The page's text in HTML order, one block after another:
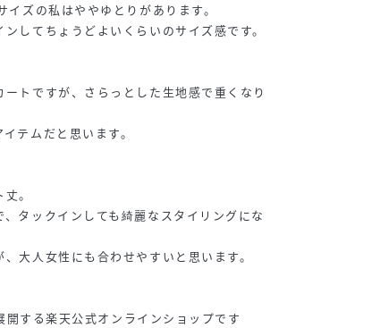
ズの私はややゆとりがあります。
してちょうどよいくらいのサイズ感です。
トですが、さらっとした生地感で重くなり
テムだと思います。
。
タックインしても綺麗なスタイリングにな
大人女性にも合わせやすいと思います。
する楽天公式オンラインショップです